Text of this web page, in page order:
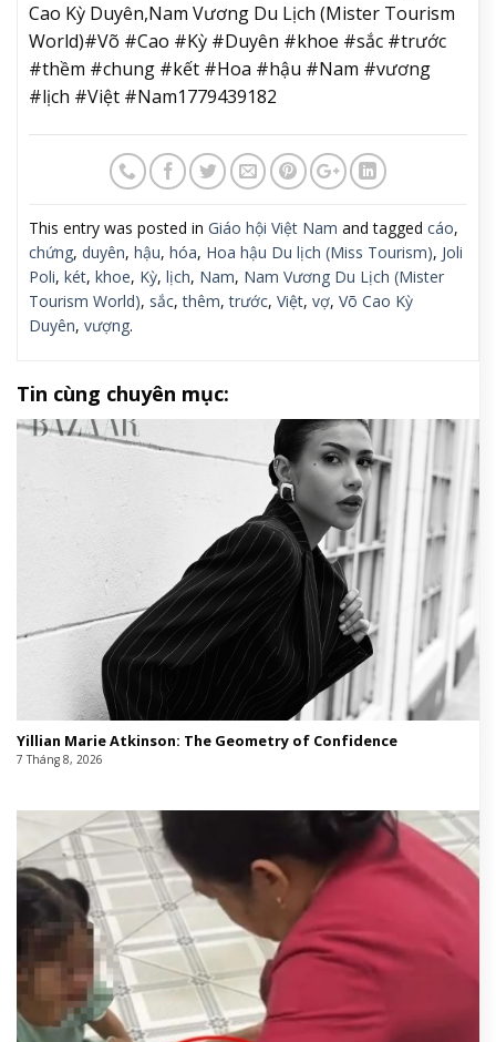
Cao Kỳ Duyên,Nam Vương Du Lịch (Mister Tourism
World)#Võ #Cao #Kỳ #Duyên #khoe #sắc #trước
#thềm #chung #kết #Hoa #hậu #Nam #vương
#lịch #Việt #Nam1779439182
This entry was posted in Giáo hội Việt Nam and tagged cáo,
chứng, duyên, hậu, hóa, Hoa hậu Du lịch (Miss Tourism), Joli
Poli, két, khoe, Kỳ, lịch, Nam, Nam Vương Du Lịch (Mister
Tourism World), sắc,thêm,trước, Việt, vợ, Võ Cao Kỳ
Duyên, vượng.
Tin cùng chuyên mục:
Yillian Marie Atkinson: The Geometry of Confidence
7 Tháng 8, 2026